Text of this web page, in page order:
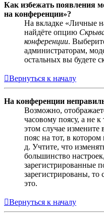
Как избежать появления
на конференции»?
На вкладке «Личные
найдёте опцию
конференции.
администраторам,
остальных вы будете
Вернуться к началу
На конференции
Возможно,
часовому поясу, а не
этом случае измените
пояс на тот, в
д. Учтите, что
большинство
зарегистрированные
зарегистрированы, то
это.
Вернуться к началу